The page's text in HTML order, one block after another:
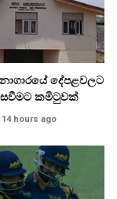
දේපළවලට
කමිටුවක්
14 hours ago